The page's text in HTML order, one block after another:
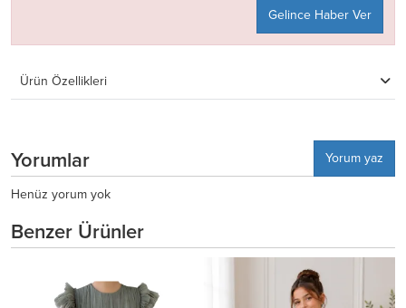
Gelince Haber Ver
Ürün Özellikleri
Yorumlar
Yorum yaz
Henüz yorum yok
Benzer Ürünler